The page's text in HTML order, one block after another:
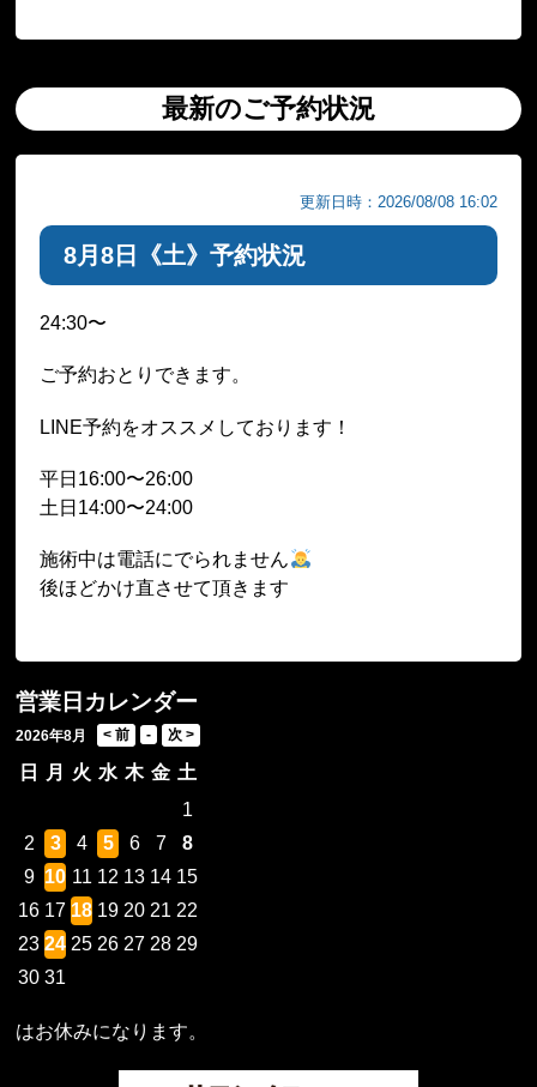
最新のご予約状況
更新日時：2026/08/08 16:02
8月8日《土》予約状況
24:30〜
ご予約おとりできます。
LINE予約をオススメしております！
平日16:00〜26:00
土日14:00〜24:00
施術中は電話にでられません
後ほどかけ直させて頂きます
営業日カレンダー
2026年8月
日 月 火 水 木 金 土
1
2
3 4 5 6 7
8
9 10 11 12 13 14 15
16 17 18 19 20 21 22
23 24 25 26 27 28 29
30 31
はお休みになります。